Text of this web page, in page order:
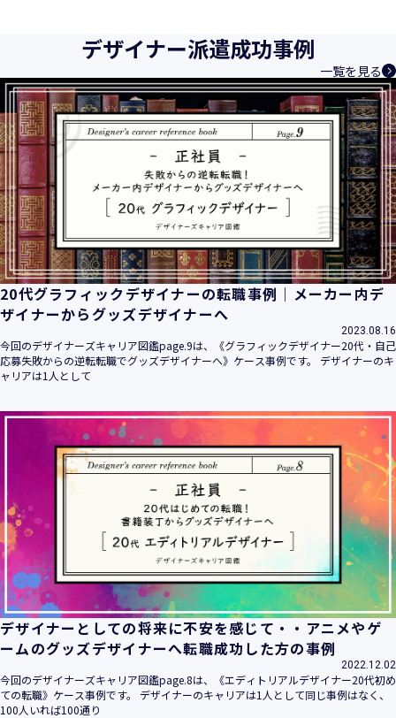
様、お取引先関係者の個人情報及び特定個人情報などを、人
材派遣サービス、人材紹介サービス、請負サービス、その
他、利用者の皆さまの「活躍の場の創造」と「就業の機会の
創出」に利用しています。また、従業者の情報及び特定個人
情報などを従業者管理に利用します。これらから当社にとっ
て個人情報及び特定個人情報の保護が重大な責務であると同
時に、個人情報などの保護を徹底することは企業の社会的責
務と認識しております。そこで、個人情報保護理念と自ら定
めた行動規範に基づき、社会的使命を十分に認識し、本人の
権利の保護、個人情報に関する法規制等を遵守致します。
また、以下に示す方針を具現化するための個人情報保護マネ
ジメントシステムを構築し、最新のＩＴ技術の動向、社会的
要請の変化、経営環境の変動等を常に認識しながら、その継
続的改善に、全社を挙げて取り組むことをここに宣言致しま
す。
当社は、事業の目的に適切な個人情報の取得・利用及び提供
を行い、特定された利用目的の達成に必要な範囲を超えた個
人情報の取扱いを行いません。また、そのための措置を講じ
当社は個人情報の取扱いに関する法令、国が定める指針その
他の規範を遵守致します。
当社は個人情報の漏えい、滅失、き損などのリスクに対して
は、合理的な安全対策を講じて防止する規程、体制を構築
し、継続的に向上させていきます。また、万一の際には速や
かに是正措置を講じます。
当社は個人情報取扱いに関する苦情及び相談に対しては、迅
速かつ誠実に対応致します。
個人情報保護マネジメントシステムは、当社を取り巻く環境
の変化と実情を踏まえ、適時・適切に見直して継続的に改善
をはかっていきます。
個人情報保護方針に関するお問合せ先 兼 個人情報に関する苦
情・相談窓口
株式会社 ユウクリ 個人情報保護管理責任者 安部 洋平
〒151-0073 東京都渋谷区笹塚1-55-7 マルエスファーストビ
ル 7F
デザイナー派遣成功事例
一覧を見る
20代グラフィックデザイナーの転職事例｜メーカー内デ
ザイナーからグッズデザイナーへ
2023.08.16
今回のデザイナーズキャリア図鑑page.9は、《グラフィックデザイナー20代・自己
応募失敗からの逆転転職でグッズデザイナーへ》ケース事例です。 デザイナーのキ
ャリアは1人として
デザイナーとしての将来に不安を感じて・・アニメやゲ
ームのグッズデザイナーへ転職成功した方の事例
2022.12.02
今回のデザイナーズキャリア図鑑page.8は、《エディトリアルデザイナー20代初め
ての転職》ケース事例です。 デザイナーのキャリアは1人として同じ事例はなく、
100人いれば100通り